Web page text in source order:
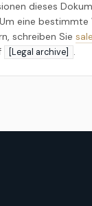
dieses
eine bestimmte
schreiben Sie
[Legal archive] .